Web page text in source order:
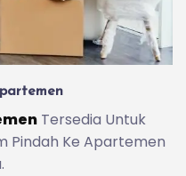
Tersedia Untuk
Pindah Ke Apartemen